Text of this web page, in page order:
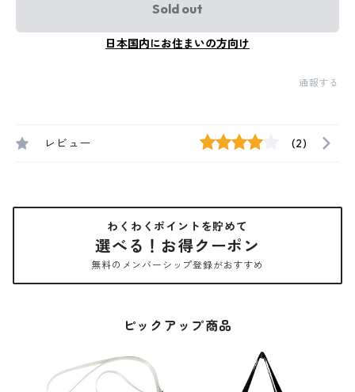
Sold out
日本国内にお住まいの方向け
通報する
レビュー (2)
わくわくポイントを貯めて
選べる！お得クーポン
無料のメンバーシップ登録がおすすめ
ピックアップ商品